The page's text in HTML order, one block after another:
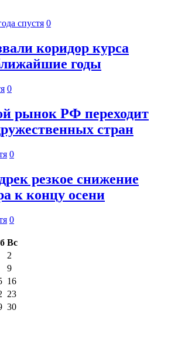
спустя 0
коридор курса
годы
0
рынок РФ переходит
стран
0
резкое снижение
к концу осени
0
Вс
2
9
16
23
30